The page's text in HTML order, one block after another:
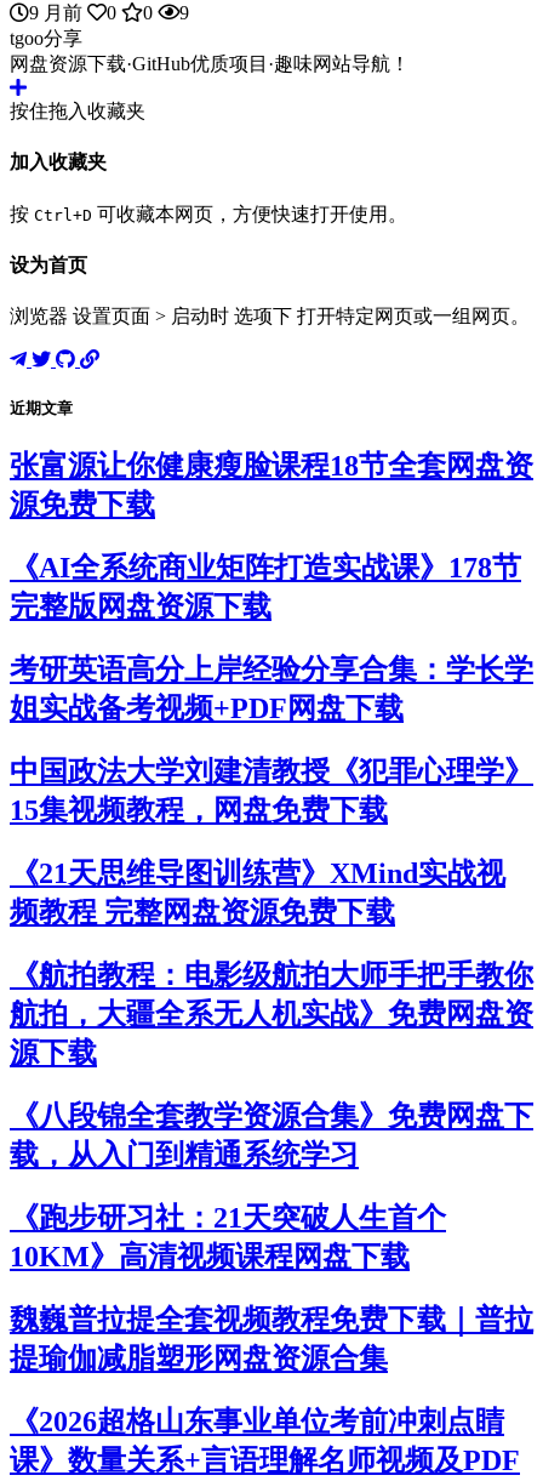
9 月前
0 0
9
tgoo分享
网盘资源下载·GitHub优质项目·趣味网站导航！
按住拖入收藏夹
加入收藏夹
按 Ctrl+D 可收藏本网页，方便快速打开使用。
设为首页
浏览器 设置页面 > 启动时 选项下 打开特定网页或一组网页。
近期文章
张富源让你健康瘦脸课程18节全套网盘资
源免费下载
《AI全系统商业矩阵打造实战课》178节
完整版网盘资源下载
考研英语高分上岸经验分享合集：学长学
姐实战备考视频+PDF网盘下载
中国政法大学刘建清教授《犯罪心理学》
15集视频教程，网盘免费下载
《21天思维导图训练营》XMind实战视
频教程 完整网盘资源免费下载
《航拍教程：电影级航拍大师手把手教你
航拍，大疆全系无人机实战》免费网盘资
源下载
《八段锦全套教学资源合集》免费网盘下
载，从入门到精通系统学习
《跑步研习社：21天突破人生首个
10KM》高清视频课程网盘下载
魏巍普拉提全套视频教程免费下载｜普拉
提瑜伽减脂塑形网盘资源合集
《2026超格山东事业单位考前冲刺点睛
课》数量关系+言语理解名师视频及PDF